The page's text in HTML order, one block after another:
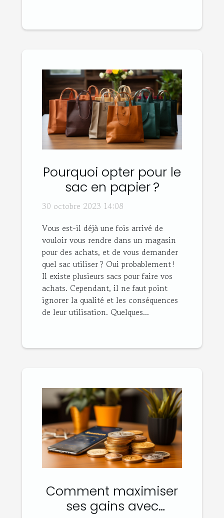
Pourquoi opter pour le
sac en papier ?
30 octobre 2023 14:08
Vous est-il déjà une fois arrivé de
vouloir vous rendre dans un magasin
pour des achats, et de vous demander
quel sac utiliser ? Oui probablement !
Il existe plusieurs sacs pour faire vos
achats. Cependant, il ne faut point
ignorer la qualité et les conséquences
de leur utilisation. Quelques...
Comment maximiser
ses gains avec